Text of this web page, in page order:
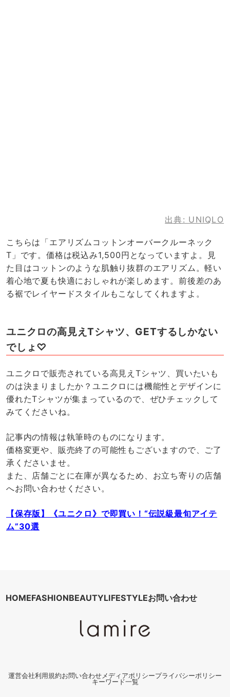
出典: UNIQLO
こちらは「エアリズムコットンオーバークルーネック
T」です。価格は税込み1,500円となっていますよ。見
た目はコットンのような肌触り抜群のエアリズム。軽い
着心地で夏も快適におしゃれが楽しめます。前後差のあ
る裾でレイヤードスタイルもこなしてくれますよ。
ユニクロの高見えTシャツ、GETするしかない
でしょ♡
ユニクロで販売されている高見えTシャツ、買いたいも
のは決まりましたか？ユニクロには機能性とデザインに
優れたTシャツが集まっているので、ぜひチェックして
みてくださいね。
記事内の情報は執筆時のものになります。
価格変更や、販売終了の可能性もございますので、ご了
承くださいませ。
また、店舗ごとに在庫が異なるため、お立ち寄りの店舗
へお問い合わせください。
【保存版】《ユニクロ》で即買い！“伝説級最旬アイテ
ム”30選
HOMEFASHIONBEAUTYLIFESTYLEお問い合わせ
運営会社利用規約お問い合わせ メディアポリシープライバシーポリシー
キーワード一覧